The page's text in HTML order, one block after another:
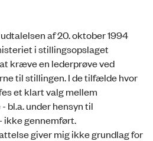
af 20. oktober 1994
i stillingsopslaget
kræve en lederprøve ved
til stillingen. I de tilfælde hvor
et klart valg mellem
bl.a. under hensyn til
ikke gennemført.
giver mig ikke grundlag for